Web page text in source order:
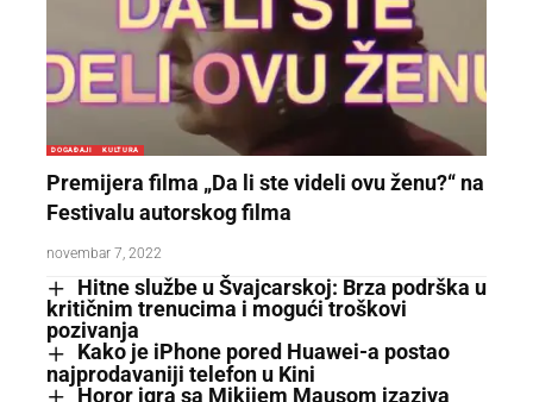
DOGAĐAJI KULTURA
Premijera filma „Da li ste videli ovu ženu?“ na
Festivalu autorskog filma
novembar 7, 2022
Hitne službe u Švajcarskoj: Brza podrška u
kritičnim trenucima i mogući troškovi
pozivanja
Kako je iPhone pored Huawei-a postao
najprodavaniji telefon u Kini
Horor igra sa Mikijem Mausom izaziva